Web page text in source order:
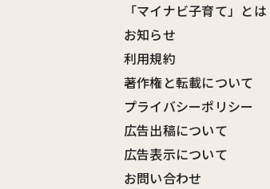
「マイナビ子育て」とは
お知らせ
利用規約
著作権と転載について
プライバシーポリシー
広告出稿について
広告表示について
お問い合わせ